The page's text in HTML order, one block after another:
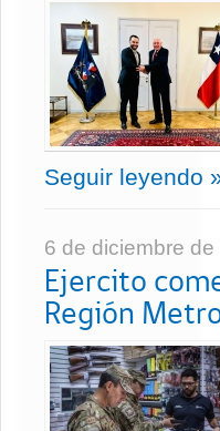
Seguir leyendo
6 de diciembre de
Ejercito
Región